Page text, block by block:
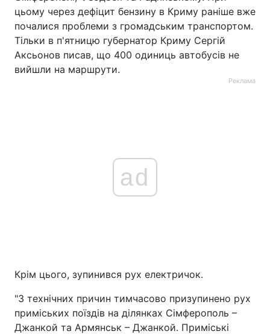
цьому через дефіцит бензину в Криму раніше вже
почалися проблеми з громадським транспортом.
Тільки в п'ятницю губернатор Криму Сергій
Аксьонов писав, що 400 одиниць автобусів не
вийшли на маршрути.
Реклама
ad
Крім цього, зупинився рух електричок.
"З технічних причин тимчасово призупинено рух
приміських поїздів на ділянках Сімферополь –
Джанкой та Армянськ – Джанкой. Приміські